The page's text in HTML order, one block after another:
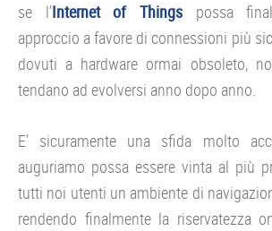
se l’Internet of Things possa
approccio a favore di connessioni più
dovuti a hardware ormai obsoleto,
tendano ad evolversi anno dopo anno.
E’ sicuramente una sfida molto
auguriamo possa essere vinta al più
tutti noi utenti un ambiente di
rendendo finalmente la riservatezza